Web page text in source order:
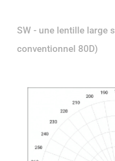
SW - une lentille large
conventionnel 80D)